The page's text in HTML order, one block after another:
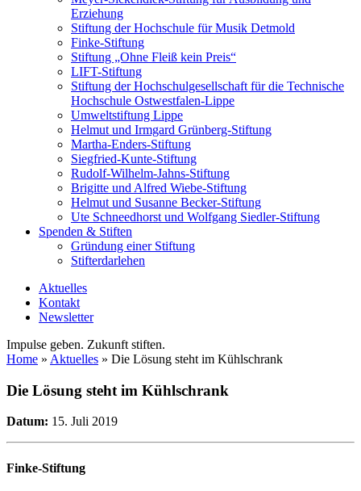
Erziehung
Stiftung der Hochschule für Musik Detmold
Finke-Stiftung
Stiftung „Ohne Fleiß kein Preis“
LIFT-Stiftung
Stiftung der Hochschulgesellschaft für die Technische
Hochschule Ostwestfalen-Lippe
Umweltstiftung Lippe
Helmut und Irmgard Grünberg-Stiftung
Martha-Enders-Stiftung
Siegfried-Kunte-Stiftung
Rudolf-Wilhelm-Jahns-Stiftung
Brigitte und Alfred Wiebe-Stiftung
Helmut und Susanne Becker-Stiftung
Ute Schneedhorst und Wolfgang Siedler-Stiftung
Spenden & Stiften
Gründung einer Stiftung
Stifterdarlehen
Aktuelles
Kontakt
Newsletter
Impulse geben. Zukunft stiften.
Home » Aktuelles » Die Lösung steht im Kühlschrank
Die Lösung steht im Kühlschrank
Datum: 15. Juli 2019
Finke-Stiftung